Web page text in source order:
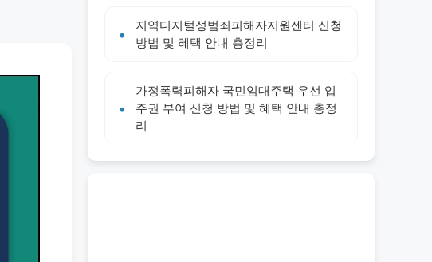
지역디지털성범죄피해자지원센터 신청
방법 및 혜택 안내 총정리
가정폭력피해자 국민임대주택 우선 입
주권 부여 신청 방법 및 혜택 안내 총정
리